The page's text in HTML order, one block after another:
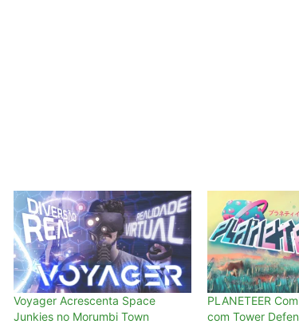
Voyager Acrescenta Space
Junkies no Morumbi Town
PLANETEER
com Tower